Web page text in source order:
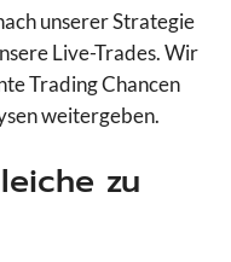
unserer Strategie
Live-Trades. Wir
Trading Chancen
weitergeben.
zu